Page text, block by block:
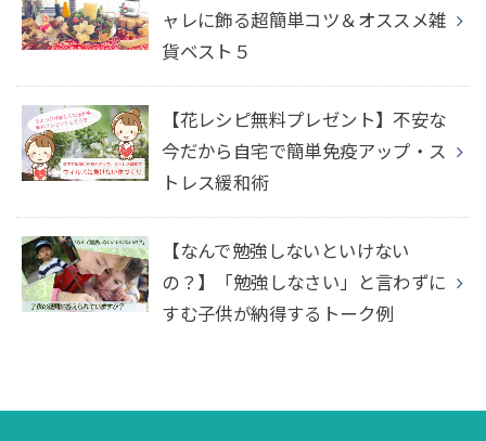
ャレに飾る超簡単コツ＆オススメ雑
貨ベスト５
【花レシピ無料プレゼント】不安な
今だから自宅で簡単免疫アップ・ス
トレス緩和術
【なんで勉強しないといけない
の？】「勉強しなさい」と言わずに
すむ子供が納得するトーク例